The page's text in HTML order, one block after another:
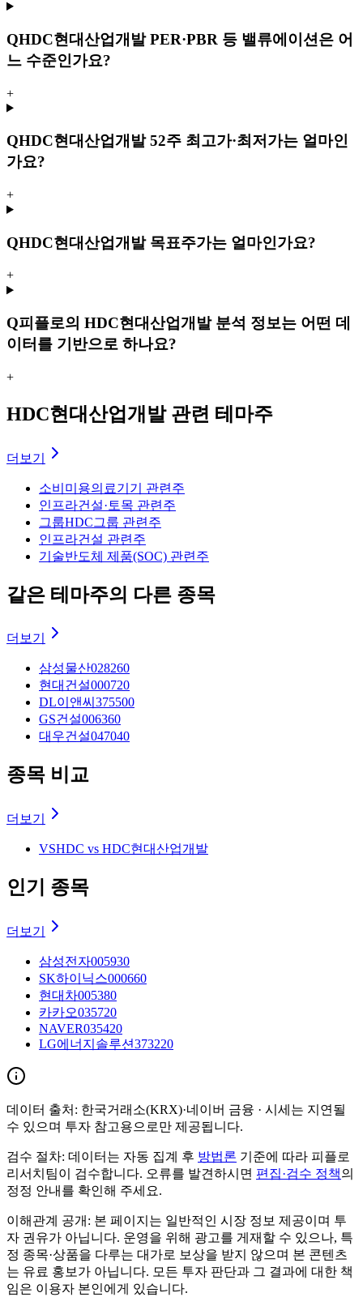
QHDC현대산업개발 PER·PBR 등 밸류에이션은 어
느 수준인가요?
+
QHDC현대산업개발 52주 최고가·최저가는 얼마인
가요?
+
QHDC현대산업개발 목표주가는 얼마인가요?
+
Q피플로의 HDC현대산업개발 분석 정보는 어떤 데
이터를 기반으로 하나요?
+
HDC현대산업개발 관련 테마주
더보기
소비 미용의료기기 관련주
인프라건설·토목 관련주
그룹HDC그룹 관련주
인프라건설 관련주
기술반도체 제품(SOC) 관련주
같은 테마주의 다른 종목
더보기
삼성물산028260
현대건설000720
DL이앤씨 375500
GS건설006360
대우건설047040
종목 비교
더보기
VSHDC vs HDC현대산업개발
인기 종목
더보기
삼성전자005930
SK하이닉스000660
현대차005380
카카오035720
NAVER035420
LG에너지솔루션373220
데이터 출처: 한국거래소(KRX)·네이버 금융 · 시세는 지연될
수 있으며 투자 참고용으로만 제공됩니다.
검수 절차: 데이터는 자동 집계 후 방법론 기준에 따라 피플로
리서치팀이 검수합니다. 오류를 발견하시면 편집·검수 정책의
정정 안내를 확인해 주세요.
이해관계 공개: 본 페이지는 일반적인 시장 정보 제공이며 투
자 권유가 아닙니다. 운영을 위해 광고를 게재할 수 있으나, 특
정 종목·상품을 다루는 대가로 보상을 받지 않으며 본 콘텐츠
는 유료 홍보가 아닙니다. 모든 투자 판단과 그 결과에 대한 책
임은 이용자 본인에게 있습니다.